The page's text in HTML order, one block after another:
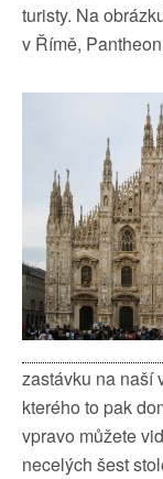
turisty. Na
v Římě,
zastávku na naší
kterého to pak
vpravo můžete
necelých šest